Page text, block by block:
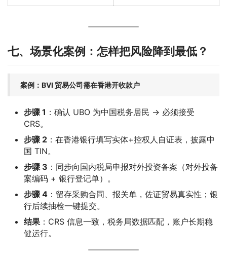
七、场景化案例：怎样把风险降到最低？
案例：BVI 贸易公司需在香港开收款户
步骤 1 ：确认 UBO 为中国税务居民 → 必须接受
CRS。
步骤 2 ：在香港银行填写实体+控权人自证表，披露中
国 TIN。
步骤 3 ：同步向国内税局申报对外投资备案（对外投备
案编码 + 银行登记单）。
步骤 4 ：留存采购合同、报关单，佐证贸易真实性；银
行后续抽检一键提交。
结果 ：CRS 信息一致，税务局数据匹配，账户长期稳
健运行。